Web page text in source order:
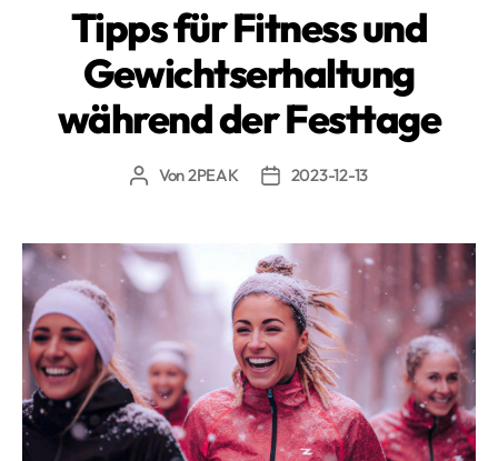
Tipps für Fitness und
Gewichtserhaltung
während der Festtage
Beitragsautor
Von2PEAK Beitragsdatum
2023-12-13